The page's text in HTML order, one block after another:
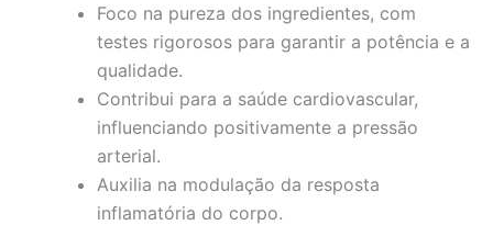
Foco na pureza dos ingredientes, com
testes rigorosos para garantir a potência e a
qualidade.
Contribui para a saúde cardiovascular,
influenciando positivamente a pressão
arterial.
Auxilia na modulação da resposta
inflamatória do corpo.